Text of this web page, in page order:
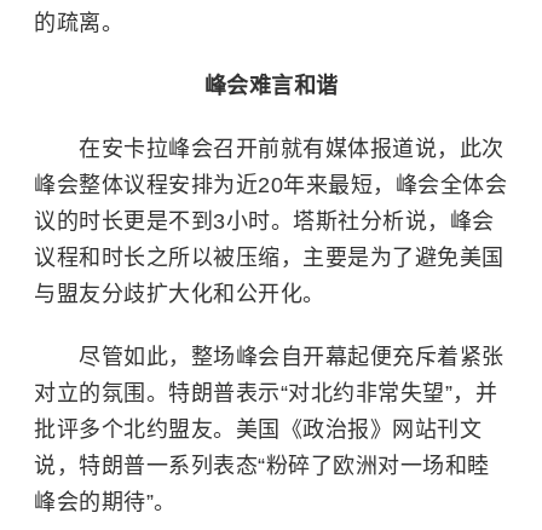
的疏离。
峰会难言和谐
在安卡拉峰会召开前就有媒体报道说，此次
峰会整体议程安排为近20年来最短，峰会全体会
议的时长更是不到3小时。塔斯社分析说，峰会
议程和时长之所以被压缩，主要是为了避免美国
与盟友分歧扩大化和公开化。
尽管如此，整场峰会自开幕起便充斥着紧张
对立的氛围。特朗普表示“对北约非常失望”，并
批评多个北约盟友。美国《政治报》网站刊文
说，特朗普一系列表态“粉碎了欧洲对一场和睦
峰会的期待”。